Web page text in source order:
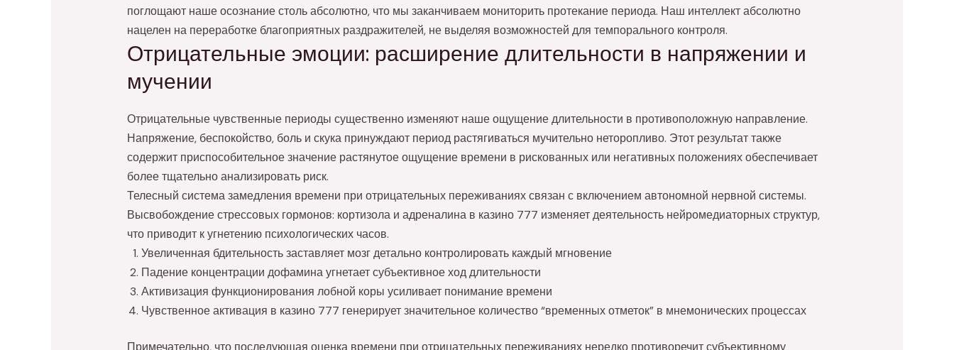
поглощают наше осознание столь абсолютно, что мы заканчиваем мониторить протекание периода. Наш интеллект абсолютно
нацелен на переработке благоприятных раздражителей, не выделяя возможностей для темпорального контроля.
Отрицательные эмоции: расширение длительности в напряжении и
мучении
Отрицательные чувственные периоды существенно изменяют наше ощущение длительности в противоположную направление.
Напряжение, беспокойство, боль и скука принуждают период растягиваться мучительно неторопливо. Этот результат также
содержит приспособительное значение растянутое ощущение времени в рискованных или негативных положениях обеспечивает
более тщательно анализировать риск.
Телесный система замедления времени при отрицательных переживаниях связан с включением автономной нервной системы.
Высвобождение стрессовых гормонов: кортизола и адреналина в казино 777 изменяет деятельность нейромедиаторных структур,
что приводит к угнетению психологических часов.
Увеличенная бдительность заставляет мозг детально контролировать каждый мгновение
Падение концентрации дофамина угнетает субъективное ход длительности
Активизация функционирования лобной коры усиливает понимание времени
Чувственное активация в казино 777 генерирует значительное количество “временных отметок” в мнемонических процессах
Примечательно, что последующая оценка времени при отрицательных переживаниях нередко противоречит субъективному